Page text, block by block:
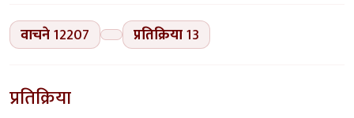
वाचने12207 प्रतिक्रिया13
प्रतिक्रिया